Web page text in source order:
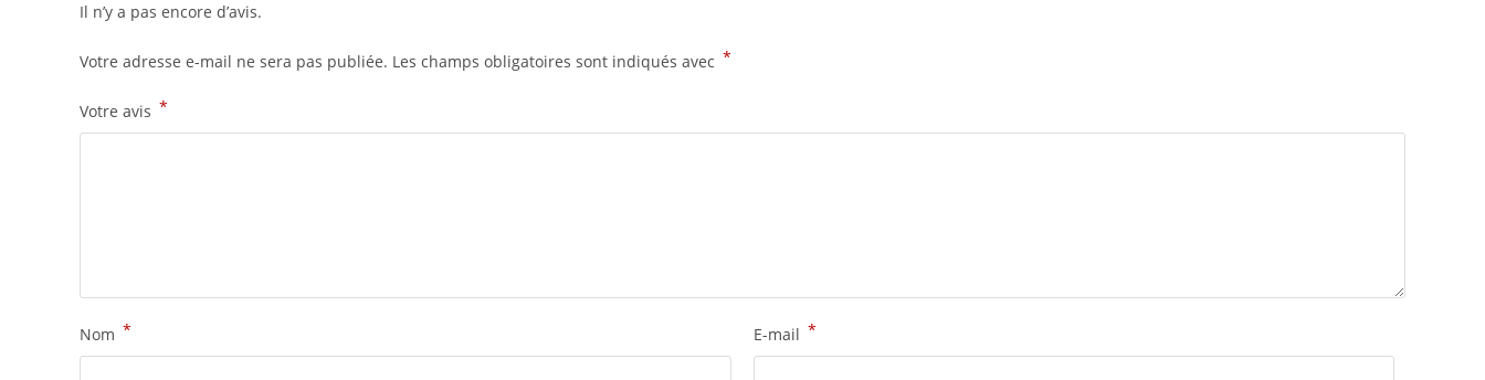
Il n’y a pas encore d’avis.
Votre adresse e-mail ne sera pas publiée. Les champs obligatoires sont indiqués avec *
Votre avis *
Nom * E-mail *